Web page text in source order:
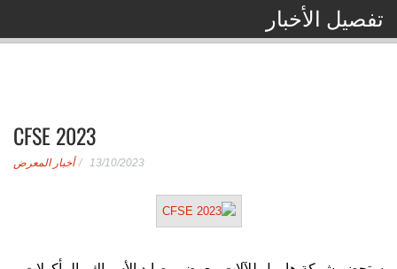
تفصيل الأخبار
CFSE 2023
13/10/2023 أخبار المعرض